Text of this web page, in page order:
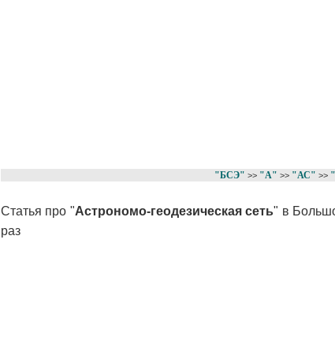
"БСЭ" >> "А" >> "АС" >>
Статья про "Астрономо-геодезическая сеть" в
раз